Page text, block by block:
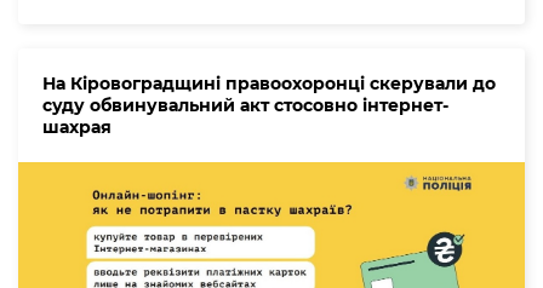
На Кіровоградщині правоохоронці скерували до
суду обвинувальний акт стосовно інтернет-
шахрая